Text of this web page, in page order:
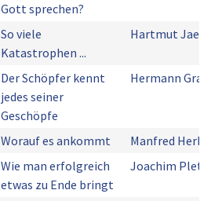
Gott sprechen?
So viele
Katastrophen ...
Hartmut
Der Schöpfer kennt
jedes seiner
Geschöpfe
Hermann
Worauf es ankommt Manfred
Wie man erfolgreich
etwas zu Ende bringt
Joachim